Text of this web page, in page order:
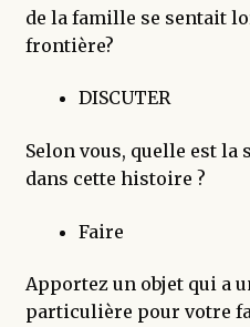
de la famille se sentait
frontière?
DISCUTER
Selon vous, quelle est
dans cette histoire ?
Faire
Apportez un objet qui a
particulière pour votre